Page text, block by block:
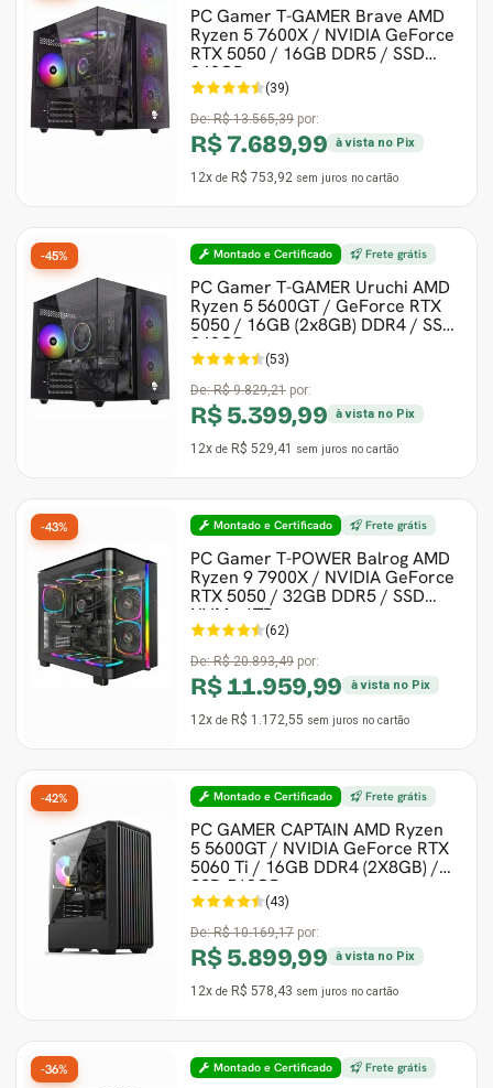
PC Gamer T-GAMER Brave AMD
Ryzen 5 7600X / NVIDIA GeForce
RTX 5050 / 16GB DDR5 / SSD
240GB
(39)
De:R$ 13.565,39 por:
R$ 7.689,99 à vista no Pix
12x de R$ 753,92 sem juros no cartão
Montado e Certificado Frete grátis
PC Gamer T-GAMER Uruchi AMD
Ryzen 5 5600GT / GeForce RTX
5050 / 16GB (2x8GB) DDR4 / SSD
240GB
(53)
De:R$ 9.829,21 por:
R$ 5.399,99 à vista no Pix
12x de R$ 529,41 sem juros no cartão
-45%
Montado e Certificado Frete grátis
PC Gamer T-POWER Balrog AMD
Ryzen 9 7900X / NVIDIA GeForce
RTX 5050 / 32GB DDR5 / SSD
NVMe 1TB
(62)
De:R$ 20.893,49 por:
R$ 11.959,99 à vista no Pix
12x de R$ 1.172,55 sem juros no cartão
-43%
Montado e Certificado Frete grátis
PC GAMER CAPTAIN AMD Ryzen
5 5600GT / NVIDIA GeForce RTX
5060 Ti / 16GB DDR4 (2X8GB) /
SSD 512GB
(43)
De:R$ 10.169,17 por:
R$ 5.899,99 à vista no Pix
12x de R$ 578,43 sem juros no cartão
-42%
Montado e Certificado Frete grátis
-36%
Ver Todos
Monitor Acer
Monitor MSI
Monitor Gigabyte
Monitor LG
Monitor Samsung
Suporte para Monitor
SuperFrame
Suportes Monitores
Gabinete Lian Li
Gabinete NZXT
Gabinete Corsair
Gabinete Cougar
Gabinete Hyte
Gabinete Gamdias
Gabinete Liketec
Ver Todos
Fonte Aerocool
Fonte Gigabyte
Fonte ASRock
Fonte Duex
Fonte Gamdias
Fonte Gamemax
Fonte Thermaltake
Fontes Diversas
Ver Todos
Joystick e Controle
WebCam
Conectividade
Armazenamento
Cabos e Adaptadores
Ver Todos
Gamdias
Ver Todos